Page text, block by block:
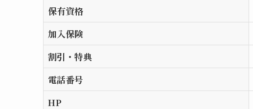
保有資格
加入保険
割引・特典
電話番号
HP